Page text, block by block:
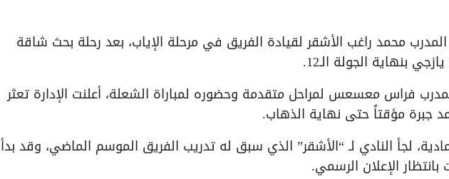
محمد راغب الأشقر لقيادة الفريق في مرحلة الإياب، بعد رحلة بحث شاقة
بنهاية الجولة الـ12.
فراس معسعس لمراحل متقدمة وحضوره لمباراة الشعلة، أعلنت الإدارة تعثر
جبرة مؤقتاً حتى نهاية الذهاب.
لجأ النادي لـ “الأشقر” الذي سبق له تدريب الفريق الموسم الماضي، وقد بدأ
الإعلان الرسمي.